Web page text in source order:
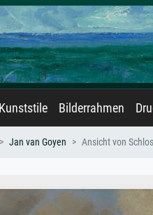
Kunststile Bilderrahmen
Jan van Goyen Ansicht von